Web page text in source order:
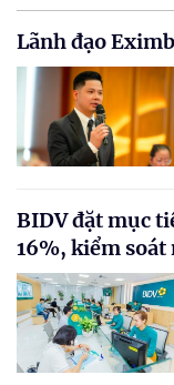
Lãnh đạo
BIDV đặt mục
16%, kiểm soát